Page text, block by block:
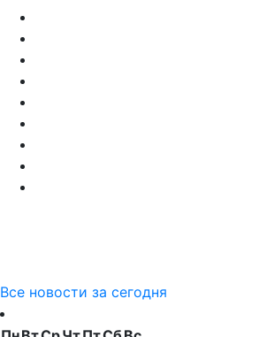
Все новости за сегодня